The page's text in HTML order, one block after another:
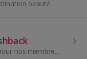
Lookfantastic est la destination beauté par excellence, propriété d’un des leaders mondiaux du e-commerce en terme de produits cosmétique et...
Le cashback Groupon pour nos membres en Belgique. Groupon est le site idéal pour trouver des offres exceptionnelles et des deals autour de chez...